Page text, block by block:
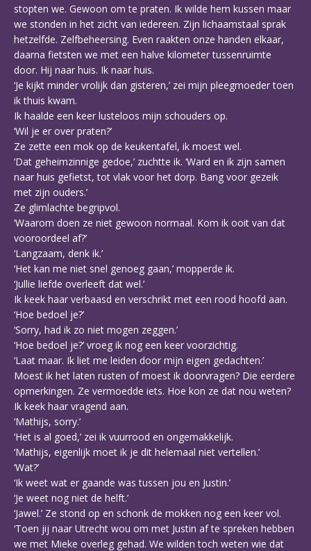
stopten we. Gewoon om te praten. Ik wilde hem kussen maar
we stonden in het zicht van iedereen. Zijn lichaamstaal sprak
hetzelfde. Zelfbeheersing. Even raakten onze handen elkaar,
daarna fietsten we met een halve kilometer tussenruimte
door. Hij naar huis. Ik naar huis.
‘Je kijkt minder vrolijk dan gisteren,’ zei mijn pleegmoeder toen
ik thuis kwam.
Ik haalde een keer lusteloos mijn schouders op.
‘Wil je er over praten?’
Ze zette een mok op de keukentafel, ik moest wel.
‘Dat geheimzinnige gedoe,’ zuchtte ik. ‘Ward en ik zijn samen
naar huis gefietst, tot vlak voor het dorp. Bang voor gezeik
met zijn ouders.’
Ze glimlachte begripvol.
‘Waarom doen ze niet gewoon normaal. Kom ik ooit van dat
vooroordeel af?’
‘Langzaam, denk ik.’
‘Het kan me niet snel genoeg gaan,’ mopperde ik.
‘Jullie liefde overleeft dat wel.’
Ik keek haar verbaasd en verschrikt met een rood hoofd aan.
‘Hoe bedoel je?’
‘Sorry, had ik zo niet mogen zeggen.’
‘Hoe bedoel je?’ vroeg ik nog een keer voorzichtig.
‘Laat maar. Ik liet me leiden door mijn eigen gedachten.’
Moest ik het laten rusten of moest ik doorvragen? Die eerdere
opmerkingen. Ze vermoedde iets. Hoe kon ze dat nou weten?
Ik keek haar vragend aan.
‘Mathijs, sorry.’
‘Het is al goed,’ zei ik vuurrood en ongemakkelijk.
‘Mathijs, eigenlijk moet ik je dit helemaal niet vertellen.’
‘Wat?’
‘Ik weet wat er gaande was tussen jou en Justin.’
‘Je weet nog niet de helft.’
‘Jawel.’ Ze stond op en schonk de mokken nog een keer vol.
‘Toen jij naar Utrecht wou om met Justin af te spreken hebben
we met Mieke overleg gehad. We wilden toch weten wie dat